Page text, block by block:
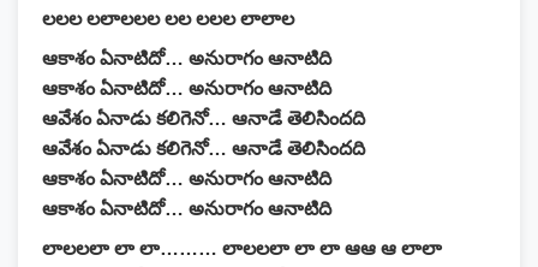
లలల లలాలలల లల లలల లాలాల
ఆకాశం ఏనాటిదో… అనురాగం ఆనాటిది
ఆకాశం ఏనాటిదో… అనురాగం ఆనాటిది
ఆవేశం ఏనాడు కలిగెనో… ఆనాడే తెలిసిందది
ఆవేశం ఏనాడు కలిగెనో… ఆనాడే తెలిసిందది
ఆకాశం ఏనాటిదో… అనురాగం ఆనాటిది
ఆకాశం ఏనాటిదో… అనురాగం ఆనాటిది
లాలలలా లా లా……… లాలలలా లా లా ఆఆ ఆ లాలా